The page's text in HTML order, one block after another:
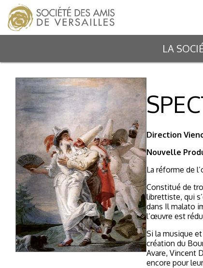
LA
Direction
Nouvelle
La réforme de
Constitué de
librettiste, qui
dans Il malato
l’œuvre est
Si la musique
création du
Avare, Vincent
encore pour